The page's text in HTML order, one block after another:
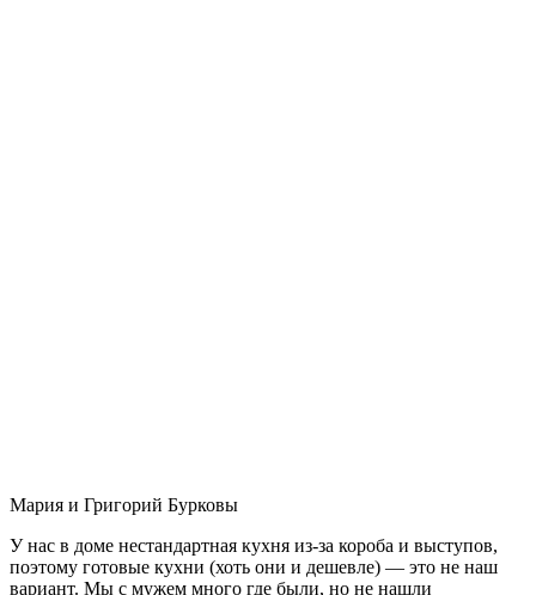
Мария и Григорий Бурковы
У нас в доме нестандартная кухня из-за короба и выступов,
поэтому готовые кухни (хоть они и дешевле) — это не наш
вариант. Мы с мужем много где были, но не нашли